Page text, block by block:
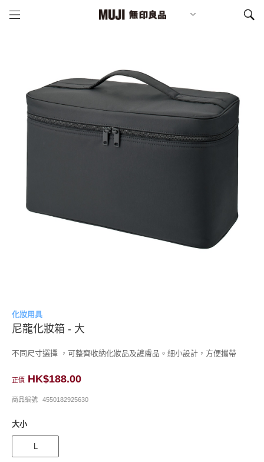
化妝用具
尼龍化妝箱 - 大
不同尺寸選擇 ，可整齊收納化妝品及護膚品。細小設計，方便攜帶
正價 HK$188.00
商品編號 4550182925630
大小
L